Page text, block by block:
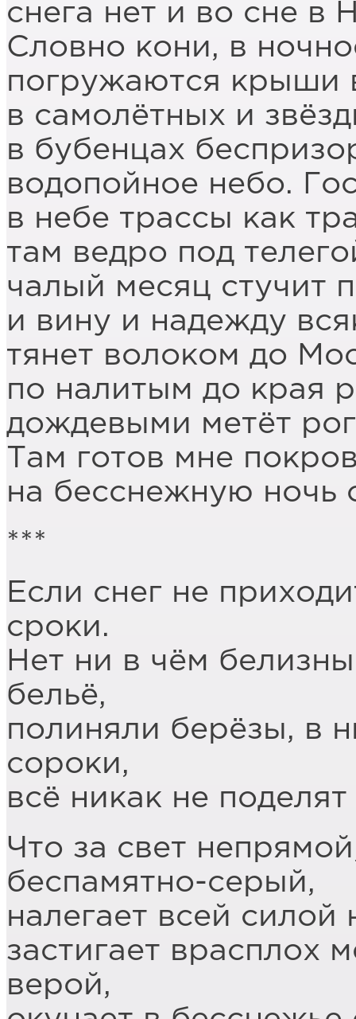
снега нет и во сне в
Словно кони, в
погружаются крыши
в самолётных и
в бубенцах
водопойное небо.
в небе трассы как
там ведро под
чалый месяц стучит
и вину и надежду
тянет волоком до
по налитым до края
дождевыми метёт
Там готов мне
на бесснежную ночь
***
Если снег не
сроки.
Нет ни в чём
бельё,
полиняли берёзы, в
сороки,
всё никак не
Что за свет
беспамятно-серый,
налегает всей
застигает врасплох
верой,